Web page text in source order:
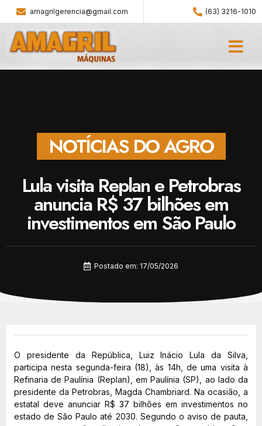
amagrilgerencia@gmail.com (63) 3216-1010
NOTÍCIAS DO AGRO
Lula visita Replan e Petrobras
anuncia R$ 37 bilhões em
investimentos em São Paulo
Postado em: 17/05/2026
O presidente da República, Luiz Inácio Lula da Silva,
participa nesta segunda-feira (18), às 14h, de uma visita à
Refinaria de Paulínia (Replan), em Paulínia (SP), ao lado da
presidente da Petrobras, Magda Chambriard. Na ocasião, a
estatal deve anunciar R$ 37 bilhões em investimentos no
estado de São Paulo até 2030. Segundo o aviso de pauta,